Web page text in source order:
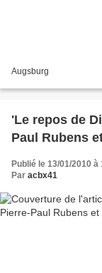
Augsburg
'Le repos de
Paul Rubens
Publié le 13/01/2010 à
Par acbx41